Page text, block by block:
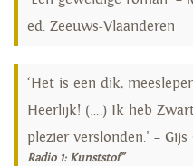
ed. Zeeuws-Vlaanderen
‘Het is een dik,
Heerlijk! (….) Ik heb
plezier verslonden.’ –
Radio 1: Kunststof"